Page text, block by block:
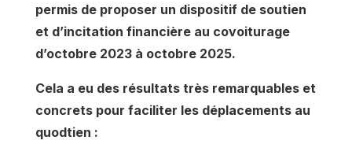
permis de proposer un dispositif de soutien
et d’incitation financière au covoiturage
d’octobre 2023 à octobre 2025.
Cela a eu des résultats très remarquables et
concrets pour faciliter les déplacements au
quodtien :